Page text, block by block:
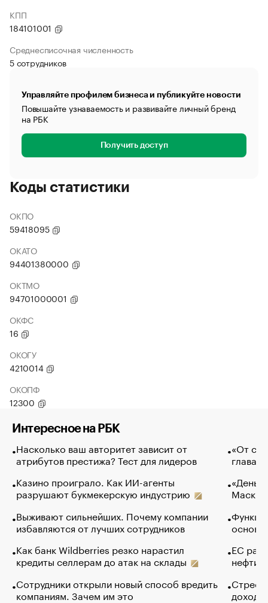
КПП
184101001
Среднесписочная численность
5 сотрудников
Управляйте профилем бизнеса и публикуйте новости
Повышайте узнаваемость и развивайте личный бренд
на РБК
Получить доступ
Коды статистики
ОКПО
59418095
ОКАТО
94401380000
ОКТМО
94701000001
ОКФС
16
ОКОГУ
4210014
ОКОПФ
12300
Интересное на РБК
Насколько ваш авторитет зависит от
атрибутов престижа? Тест для лидеров
Казино проиграло. Как ИИ-агенты
разрушают букмекерскую индустрию
Выживают сильнейших. Почему компании
избавляются от лучших сотрудников
Как банк Wildberries резко нарастил
кредиты селлерам до атак на склады
Сотрудники открыли новый способ вредить
компаниям. Зачем им это
«От
глава
Маск в
основ
ЕС
нефти